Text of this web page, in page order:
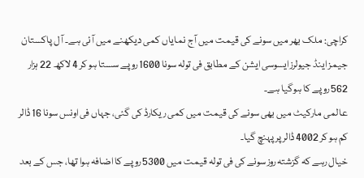
کراچی: ملک بھر میں سونے کی قیمت میں آج نمایاں کمی دیکھنے میں آئی ہے۔ آل پاکستان
جیمز اینڈ جیولرز ایسوسی ایشن کے مطابق فی تولہ سونا 1600 روپے سستا ہو کر 4 لاکھ 22 ہزار
562 روپے کا ہوگیا ہے۔
عالمی مارکیٹ میں بھی سونے کی قیمت میں کمی ریکارڈ کی گئی، جہاں فی اونس سونا 16 ڈالر
کم ہو کر 4002 ڈالر پر پہنچ گیا۔
خیال رہے کہ گزشتہ روز سونے کی فی تولہ قیمت میں 5300 روپے کا اضافہ ہوا تھا، جس کے بعد